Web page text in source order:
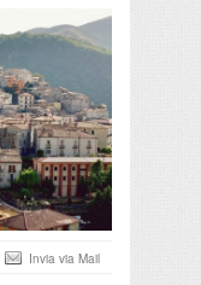
Invia via Mail